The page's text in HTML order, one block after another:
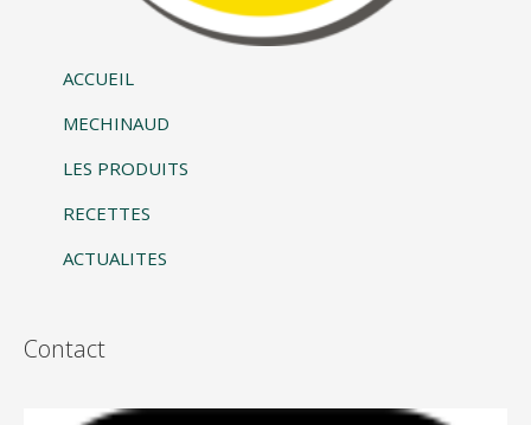
ACCUEIL
MECHINAUD
LES PRODUITS
RECETTES
ACTUALITES
Contact